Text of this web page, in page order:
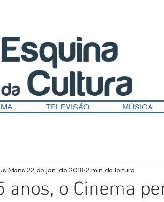
TELEVISÃO MÚSICA
anos, o Cinema
Mans 22 de jan. de 2018 2 min de leitura